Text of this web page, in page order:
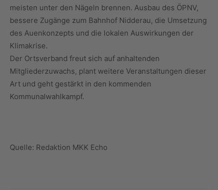
meisten unter den Nägeln brennen. Ausbau des ÖPNV,
bessere Zugänge zum Bahnhof Nidderau, die Umsetzung
des Auenkonzepts und die lokalen Auswirkungen der
Klimakrise.
Der Ortsverband freut sich auf anhaltenden
Mitgliederzuwachs, plant weitere Veranstaltungen dieser
Art und geht gestärkt in den kommenden
Kommunalwahlkampf.
Quelle: Redaktion MKK Echo